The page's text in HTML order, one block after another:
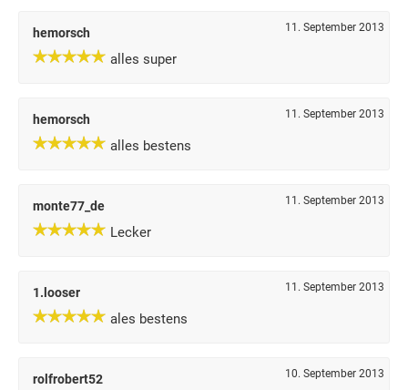
hemorsch 11. September 2013
alles super
hemorsch 11. September 2013
alles bestens
monte77_de 11. September 2013
Lecker
1.looser 11. September 2013
ales bestens
rolfrobert52 10. September 2013